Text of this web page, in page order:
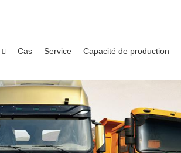
Cas Service Capacité de production